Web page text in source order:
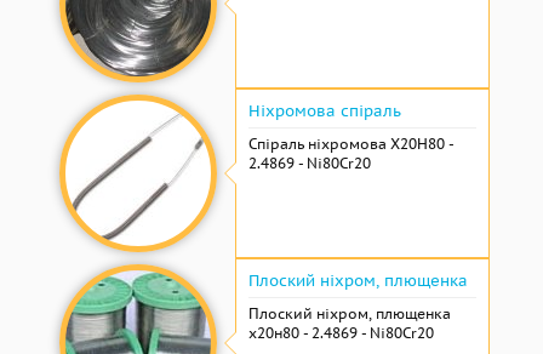
Ніхромова спіраль
Спіраль ніхромова Х20Н80 -
2.4869 - Ni80Cr20
Плоский ніхром, плющенка
Плоский ніхром, плющенка
х20н80 - 2.4869 - Ni80Cr20